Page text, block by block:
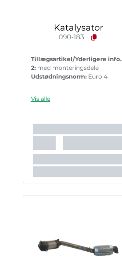
Katalysator
090-183
Tillægsartikel/Yderligere info.
2:med monteringsdele
Udstødningsnorm:Euro 4
Vis alle